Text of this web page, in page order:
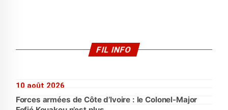
FIL INFO
10 août 2026
Forces armées de Côte d’Ivoire : le Colonel-Major